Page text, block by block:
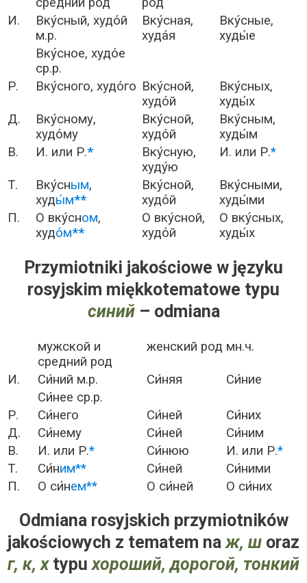
И.
Вку́сный, худо́й
м.р.
Вку́сная,
худа́я
Вку́сные,
худы́е
Вку́сное, худо́е
ср.р.
Р.
Вку́сного, худо́го Вку́сной,
худо́й
Вку́сных,
худы́х
Д.
Вку́сному,
худо́му
Вку́сной,
худо́й
Вку́сным,
худы́м
В.
И. или Р.*
Вку́сную,
худу́ю
И. или Р.*
Т. Вку́сным,
худы́м**
Вку́сной,
худо́й
Вку́сными,
худы́ми
П.
О вку́сном,
худо́м**
О вку́сной,
худо́й
О вку́сных,
худы́х
Przymiotniki jakościowe w języku
rosyjskim miękkotematowe typu
синий – odmiana
мужской и
средний род
женский род мн.ч.
И. Си́ний м.р. Си́няя
Си́ние
Си́нее ср.р.
Р.
Си́него Си́ней
Си́них
Д.
Си́нему Си́ней
Си́ним
В.
И. или Р.* Си́нюю И. или Р.*
Т.
Си́ним** Си́ней
Си́ними
П.
О си́нем** О си́ней О си́них
Odmiana rosyjskich przymiotników
jakościowych z tematem naж, ш oraz
г, к, хtypuхороший, дорогой, тонкий